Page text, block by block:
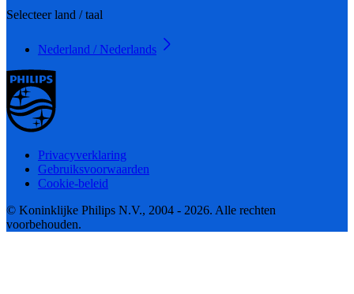
Selecteer land / taal
Nederland / Nederlands
Privacyverklaring
Gebruiksvoorwaarden
Cookie-beleid
© Koninklijke Philips N.V., 2004 - 2026. Alle rechten
voorbehouden.